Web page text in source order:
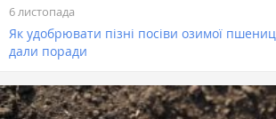
6 листопада
Як удобрювати пізні посіви озимої
дали поради